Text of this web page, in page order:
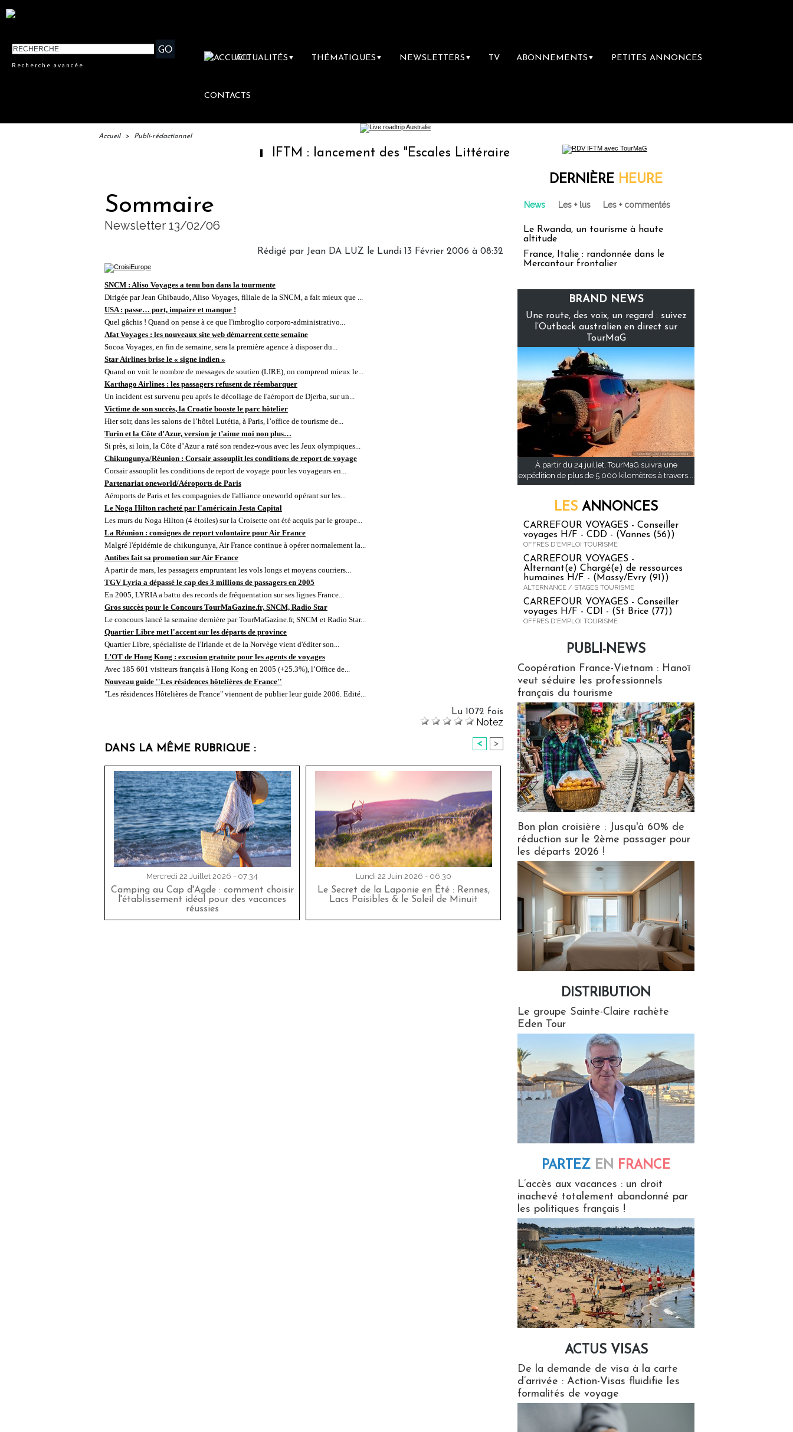
Recherche avancée
ACTUALITÉS ▼ THÉMATIQUES ▼ NEWSLETTERS ▼ TV ABONNEMENTS ▼ PETITES ANNONCES
CONTACTS
Accueil > Publi-rédactionnel
IFTM : lancement des "Escales Littéraires", la première librairie du voyage
Sommaire
Newsletter 13/02/06
Rédigé par Jean DA LUZ le Lundi 13 Février 2006 à 08:32
SNCM : Aliso Voyages a tenu bon dans la tourmente
Dirigée par Jean Ghibaudo, Aliso Voyages, filiale de la SNCM, a fait mieux que ...
USA : passe… port, impaire et manque !
Quel gâchis ! Quand on pense à ce que l'imbroglio corporo-administrativo...
Afat Voyages : les nouveaux site web démarrent cette semaine
Socoa Voyages, en fin de semaine, sera la première agence à disposer du...
Star Airlines brise le « signe indien »
Quand on voit le nombre de messages de soutien (LIRE), on comprend mieux le...
Karthago Airlines : les passagers refusent de réembarquer
Un incident est survenu peu après le décollage de l'aéroport de Djerba, sur un...
Victime de son succès, la Croatie booste le parc hôtelier
Hier soir, dans les salons de l’hôtel Lutétia, à Paris, l’office de tourisme de...
Turin et la Côte d’Azur, version je t’aime moi non plus…
Si près, si loin, la Côte d’Azur a raté son rendez-vous avec les Jeux olympiques...
Chikungunya/Réunion : Corsair assouplit les conditions de report de voyage
Corsair assouplit les conditions de report de voyage pour les voyageurs en...
Partenariat oneworld/Aéroports de Paris
Aéroports de Paris et les compagnies de l'alliance oneworld opérant sur les...
Le Noga Hilton racheté par l'américain Jesta Capital
Les murs du Noga Hilton (4 étoiles) sur la Croisette ont été acquis par le groupe...
La Réunion : consignes de report volontaire pour Air France
Malgré l'épidémie de chikungunya, Air France continue à opérer normalement la...
Antibes fait sa promotion sur Air France
A partir de mars, les passagers empruntant les vols longs et moyens courriers...
TGV Lyria a dépassé le cap des 3 millions de passagers en 2005
En 2005, LYRIA a battu des records de fréquentation sur ses lignes France...
Gros succès pour le Concours TourMaGazine.fr, SNCM, Radio Star
Le concours lancé la semaine dernière par TourMaGazine.fr, SNCM et Radio Star...
Quartier Libre met l'accent sur les départs de province
Quartier Libre, spécialiste de l'Irlande et de la Norvège vient d'éditer son...
L’OT de Hong Kong : excusion gratuite pour les agents de voyages
Avec 185 601 visiteurs français à Hong Kong en 2005 (+25.3%), l’Office de...
Nouveau guide ''Les résidences hôtelières de France''
"Les résidences Hôtelières de France" viennent de publier leur guide 2006. Edité...
Lu 1072 fois
Notez
DANS LA MÊME RUBRIQUE : < >
Mercredi 22 Juillet 2026 - 07:34
Camping au Cap d'Agde : comment choisir
l'établissement idéal pour des vacances
réussies
Lundi 22 Juin 2026 - 06:30
Le Secret de la Laponie en Été : Rennes,
Lacs Paisibles & le Soleil de Minuit
DERNIÈRE HEURE
News Les + lus Les + commentés
Le Rwanda, un tourisme à haute
altitude
France, Italie : randonnée dans le
Mercantour frontalier
BRAND NEWS
Une route, des voix, un regard : suivez
l’Outback australien en direct sur
TourMaG
À partir du 24 juillet, TourMaG suivra une
expédition de plus de 5 000 kilomètres à travers...
LES ANNONCES
CARREFOUR VOYAGES - Conseiller
voyages H/F - CDD - (Vannes (56))
OFFRES D'EMPLOI TOURISME
CARREFOUR VOYAGES -
Alternant(e) Chargé(e) de ressources
humaines H/F - (Massy/Evry (91))
ALTERNANCE / STAGES TOURISME
CARREFOUR VOYAGES - Conseiller
voyages H/F - CDI - (St Brice (77))
OFFRES D'EMPLOI TOURISME
PUBLI-NEWS
Coopération France-Vietnam : Hanoï
veut séduire les professionnels
français du tourisme
Bon plan croisière : Jusqu'à 60% de
réduction sur le 2ème passager pour
les départs 2026 !
DISTRIBUTION
Le groupe Sainte-Claire rachète
Eden Tour
PARTEZ EN FRANCE
L’accès aux vacances : un droit
inachevé totalement abandonné par
les politiques français !
ACTUS VISAS
De la demande de visa à la carte
d’arrivée : Action-Visas fluidifie les
formalités de voyage